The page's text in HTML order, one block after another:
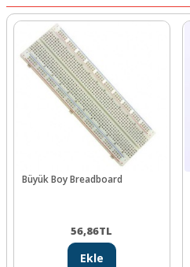
Büyük Boy Breadboard
56,86TL
Ekle